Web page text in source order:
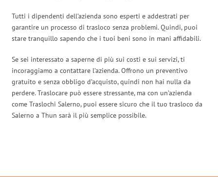
Tutti i dipendenti dell’azienda sono esperti e addestrati per
garantire un processo di trasloco senza problemi. Quindi, puoi
stare tranquillo sapendo che i tuoi beni sono in mani affidabili.
Se sei interessato a saperne di più sui costi e sui servizi, ti
incoraggiamo a contattare l’azienda. Offrono un preventivo
gratuito e senza obbligo d’acquisto, quindi non hai nulla da
perdere. Traslocare può essere stressante, ma con un’azienda
come Traslochi Salerno, puoi essere sicuro che il tuo trasloco da
Salerno a Thun sarà il più semplice possibile.